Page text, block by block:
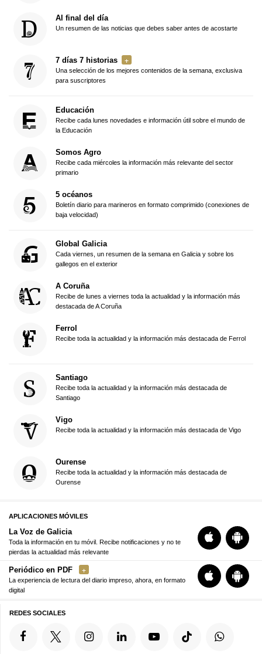
Al final del día
Un resumen de las noticias que debes saber antes de acostarte
7 días 7 historias
Una selección de los mejores contenidos de la semana, exclusiva
para suscriptores
Educación
Recibe cada lunes novedades e información útil sobre el mundo de
la Educación
Somos Agro
Recibe cada miércoles la información más relevante del sector
primario
5 océanos
Boletín diario para marineros en formato comprimido (conexiones de
baja velocidad)
Global Galicia
Cada viernes, un resumen de la semana en Galicia y sobre los
gallegos en el exterior
A Coruña
Recibe de lunes a viernes toda la actualidad y la información más
destacada de A Coruña
Ferrol
Recibe toda la actualidad y la información más destacada de Ferrol
Santiago
Recibe toda la actualidad y la información más destacada de
Santiago
Vigo
Recibe toda la actualidad y la información más destacada de Vigo
Ourense
Recibe toda la actualidad y la información más destacada de
Ourense
APLICACIONES MÓVILES
La Voz de Galicia
Toda la información en tu móvil. Recibe notificaciones y no te
pierdas la actualidad más relevante
Periódico en PDF
La experiencia de lectura del diario impreso, ahora, en formato
digital
REDES SOCIALES